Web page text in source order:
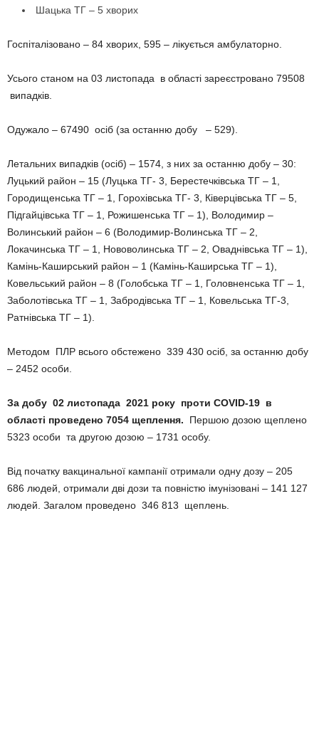
Шацька ТГ – 5 хворих
Госпіталізовано – 84 хворих, 595 – лікується амбулаторно.
Усього станом на 03 листопада в області зареєстровано 79508
випадків.
Одужало – 67490 осіб (за останню добу – 529).
Летальних випадків (осіб) – 1574, з них за останню добу – 30:
Луцький район – 15 (Луцька ТГ- 3, Берестечківська ТГ – 1,
Городищенська ТГ – 1, Горохівська ТГ- 3, Ківерцівська ТГ – 5,
Підгайцівська ТГ – 1, Рожишенська ТГ – 1), Володимир –
Волинський район – 6 (Володимир-Волинська ТГ – 2,
Локачинська ТГ – 1, Нововолинська ТГ – 2, Оваднівська ТГ – 1),
Камінь-Каширський район – 1 (Камінь-Каширська ТГ – 1),
Ковельський район – 8 (Голобська ТГ – 1, Головненська ТГ – 1,
Заболотівська ТГ – 1, Забродівська ТГ – 1, Ковельська ТГ-3,
Ратнівська ТГ – 1).
Методом ПЛР всього обстежено 339 430 осіб, за останню добу
– 2452 особи.
За добу 02 листопада 2021 року проти COVID-19 в
області проведено 7054 щеплення. Першою дозою щеплено
5323 особи та другою дозою – 1731 особу.
Від початку вакцинальної кампанії отримали одну дозу – 205
686 людей, отримали дві дози та повністю імунізовані – 141 127
людей. Загалом проведено 346 813 щеплень.